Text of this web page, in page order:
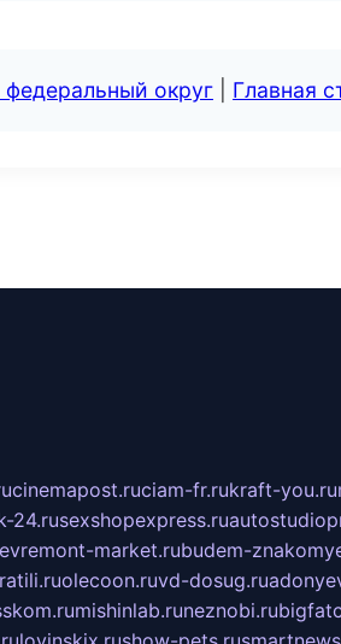
округ Главная
cinemapost.ruciam-fr.rukraft-you.ru
24.rusexshopexpress.ru
market.rubudem-
olecoon.ruvd-dosug.ru
mishinlab.runeznobi.ru